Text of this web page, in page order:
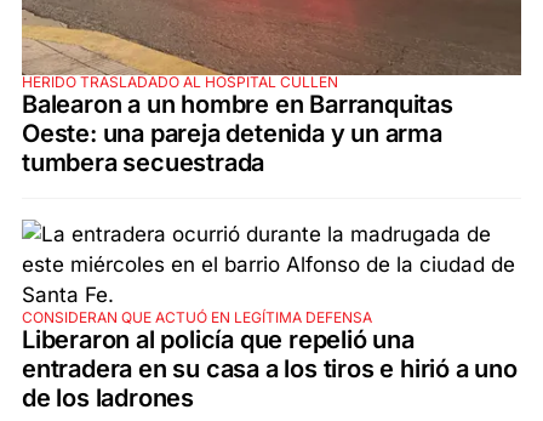
HERIDO TRASLADADO AL HOSPITAL CULLEN
Balearon a un hombre en Barranquitas
Oeste: una pareja detenida y un arma
tumbera secuestrada
CONSIDERAN QUE ACTUÓ EN LEGÍTIMA DEFENSA
Liberaron al policía que repelió una
entradera en su casa a los tiros e hirió a uno
de los ladrones